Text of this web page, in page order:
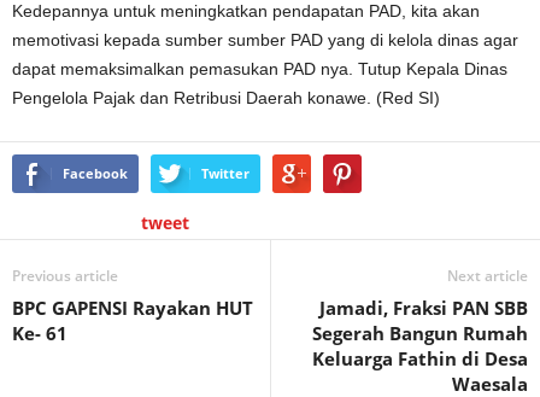
Kedepannya untuk meningkatkan pendapatan PAD, kita akan
memotivasi kepada sumber sumber PAD yang di kelola dinas agar
dapat memaksimalkan pemasukan PAD nya. Tutup Kepala Dinas
Pengelola Pajak dan Retribusi Daerah konawe. (Red SI)
Facebook Twitter
tweet
Previous article
BPC GAPENSI Rayakan HUT
Ke- 61
Next article
Jamadi, Fraksi PAN SBB
Segerah Bangun Rumah
Keluarga Fathin di Desa
Waesala